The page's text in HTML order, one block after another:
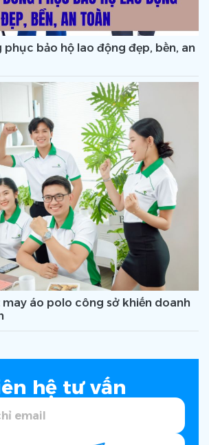
phục bảo hộ lao động đẹp, bền, an
may áo polo công sở khiến doanh
hệ tư vấn